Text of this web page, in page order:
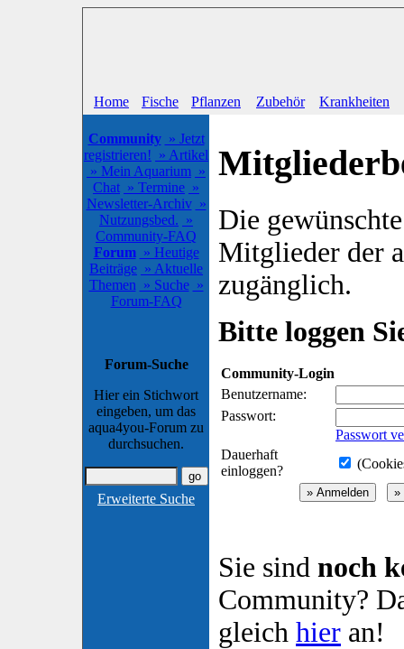
Home Fische Pflanzen Zubehör Krankheiten
Community » Jetzt
registrieren! » Artikel
» Mein Aquarium »
Chat » Termine »
Newsletter-Archiv »
Nutzungsbed. »
Community-FAQ
Forum » Heutige
Beiträge » Aktuelle
Themen » Suche »
Forum-FAQ
Forum-Suche
Hier ein Stichwort
eingeben, um das
aqua4you-Forum zu
durchsuchen.
Erweiterte Suche
Die
Mitglieder der
zugänglich.
Bitte loggen
Community-Login
Benutzername:
Passwort:
Passwort
Dauerhaft
einloggen?
Sie sind noch
Community?
gleich hier an!